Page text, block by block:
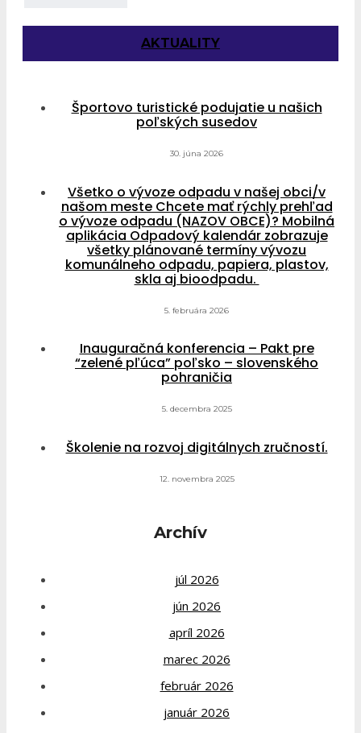
AKTUALITY
Športovo turistické podujatie u našich
poľských susedov
30. júna 2026
Všetko o vývoze odpadu v našej obci/v
našom meste Chcete mať rýchly prehľad
o vývoze odpadu (NAZOV OBCE)? Mobilná
aplikácia Odpadový kalendár zobrazuje
všetky plánované termíny vývozu
komunálneho odpadu, papiera, plastov,
skla aj bioodpadu.
5. februára 2026
Inauguračná konferencia – Pakt pre
“zelené pľúca” poľsko – slovenského
pohraničia
5. decembra 2025
Školenie na rozvoj digitálnych zručností.
12. novembra 2025
Archív
júl 2026
jún 2026
apríl 2026
marec 2026
február 2026
január 2026